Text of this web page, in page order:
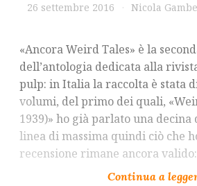
26 settembre 2016 Nicola
«Ancora Weird Tales» è la
dell’antologia dedicata alla
pulp: in Italia la raccolta è stata
volumi, del primo dei quali,
1939)» ho già parlato una
linea di massima quindi ciò che
recensione rimane ancora